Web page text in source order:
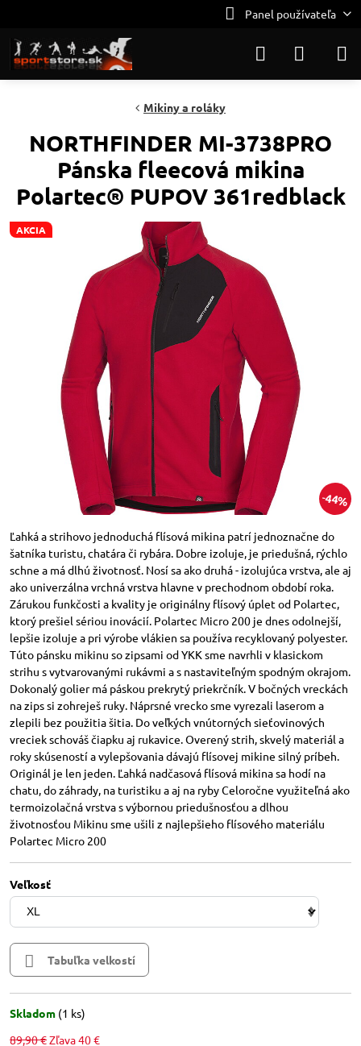
Panel používateľa
AKCIA
44%
Mikiny a roláky
NORTHFINDER MI-3738PRO
Pánska fleecová mikina
Polartec® PUPOV 361redblack
Ľahká a strihovo jednoduchá flísová mikina patrí jednoznačne do
šatníka turistu, chatára či rybára. Dobre izoluje, je priedušná, rýchlo
schne a má dlhú životnosť. Nosí sa ako druhá - izolujúca vrstva, ale aj
ako univerzálna vrchná vrstva hlavne v prechodnom období roka.
Zárukou funkčosti a kvality je originálny flísový úplet od Polartec,
ktorý prešiel sériou inovácií. Polartec Micro 200 je dnes odolnejší,
lepšie izoluje a pri výrobe vlákien sa používa recyklovaný polyester.
Túto pánsku mikinu so zipsami od YKK sme navrhli v klasickom
strihu s vytvarovanými rukávmi a s nastaviteľným spodným okrajom.
Dokonalý golier má páskou prekrytý priekrčník. V bočných vreckách
na zips si zohreješ ruky. Náprsné vrecko sme vyrezali laserom a
zlepili bez použitia šitia. Do veľkých vnútorných sieťovinových
vreciek schováš čiapku aj rukavice. Overený strih, skvelý materiál a
roky skúseností a vylepšovania dávajú flísovej mikine silný príbeh.
Originál je len jeden. Ľahká nadčasová flísová mikina sa hodí na
chatu, do záhrady, na turistiku a aj na ryby Celoročne využiteľná ako
termoizolačná vrstva s výbornou priedušnosťou a dlhou
životnosťou Mikinu sme ušili z najlepšieho flísového materiálu
Polartec Micro 200
Veľkosť
Tabuľka velkostí
Skladom (1 ks)
89,90 €Zľava40 €